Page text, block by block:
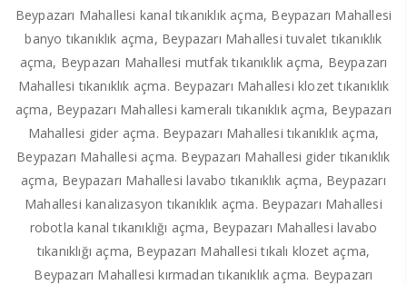
Beypazarı Mahallesi kanal tıkanıklık açma, Beypazarı Mahallesi
banyo tıkanıklık açma, Beypazarı Mahallesi tuvalet tıkanıklık
açma, Beypazarı Mahallesi mutfak tıkanıklık açma, Beypazarı
Mahallesi tıkanıklık açma. Beypazarı Mahallesi klozet tıkanıklık
açma, Beypazarı Mahallesi kameralı tıkanıklık açma, Beypazarı
Mahallesi gider açma. Beypazarı Mahallesi tıkanıklık açma,
Beypazarı Mahallesi açma. Beypazarı Mahallesi gider tıkanıklık
açma, Beypazarı Mahallesi lavabo tıkanıklık açma, Beypazarı
Mahallesi kanalizasyon tıkanıklık açma. Beypazarı Mahallesi
robotla kanal tıkanıklığı açma, Beypazarı Mahallesi lavabo
tıkanıklığı açma, Beypazarı Mahallesi tıkalı klozet açma,
Beypazarı Mahallesi kırmadan tıkanıklık açma. Beypazarı